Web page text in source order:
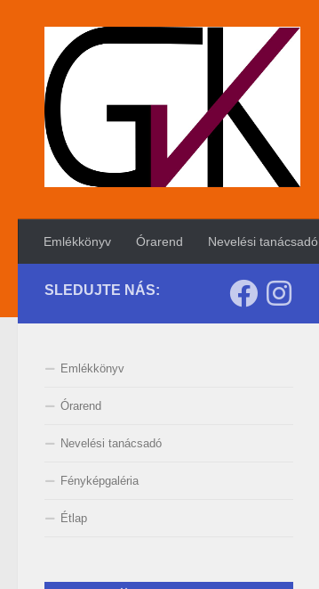
Skip to content
Emlékkönyv Órarend Nevelési tanácsadó
SLEDUJTE NÁS:
Emlékkönyv
Órarend
Nevelési tanácsadó
Fényképgaléria
Étlap